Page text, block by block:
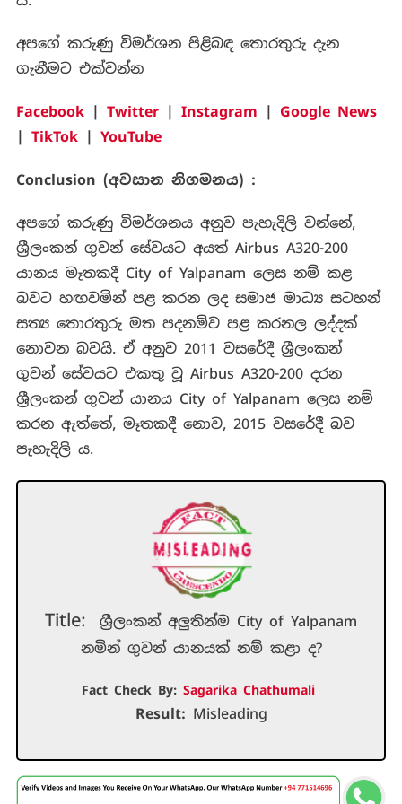
අපගේ කරුණු විමර්ශන පිළිබඳ තොරතුරු දැන
ගැනීමට එක්වන්න
Facebook| Twitter| Instagram | Google News
| TikTok | YouTube
Conclusion (අවසාන නිගමනය) :
අපගේ කරුණු විමර්ශනය අනුව පැහැදිලි වන්නේ,
ශ්‍රීලංකන් ගුවන් සේවයට අයත් Airbus A320-200
යානය මෑතකදී City of Yalpanam ලෙස නම් කළ
බවට හඟවමින් පළ කරන ලද සමාජ මාධ්‍ය සටහන්
සත්‍ය තොරතුරු මත පදනම්ව පළ කරනල ලද්දක්
නොවන බවයි. ඒ අනුව 2011 වසරේදී ශ්‍රීලංකන්
ගුවන් සේවයට එකතු වූ Airbus A320-200 දරන
ශ්‍රීලංකන් ගුවන් යානය City of Yalpanam ලෙස නම්
කරන ඇත්තේ, මෑතකදී නොව, 2015 වසරේදී බව
පැහැදිලි ය.
Title:
ශ්‍රීලංකන් අලුතින්ම City of Yalpanam
නමින් ගුවන් යානයක් නම් කළා ද?
Fact Check By: Sagarika Chathumali
Result: Misleading